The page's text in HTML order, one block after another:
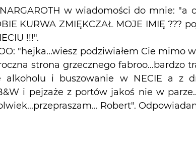
w wiadomości do mnie: "a
KURWA ZMIĘKCZAŁ MOJE IMIĘ ???
!!!".
"hejka...wiesz podziwiałem Cie mimo
strona grzecznego fabroo...bardzo
alkoholu i buszowanie w NECIE a z
i pejzaże z portów jakoś nie w
Robert".